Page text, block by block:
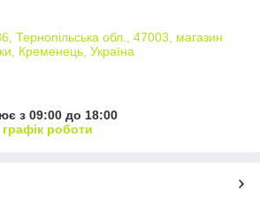
Тернопільська обл., 47003, магазин
Кременець, Україна
з 09:00 до 18:00
роботи